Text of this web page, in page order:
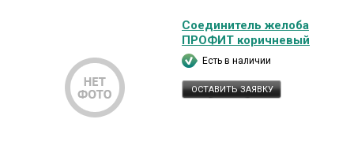
Соединитель желоба
ПРОФИТ коричневый
Есть в наличии
ОСТАВИТЬ ЗАЯВКУ